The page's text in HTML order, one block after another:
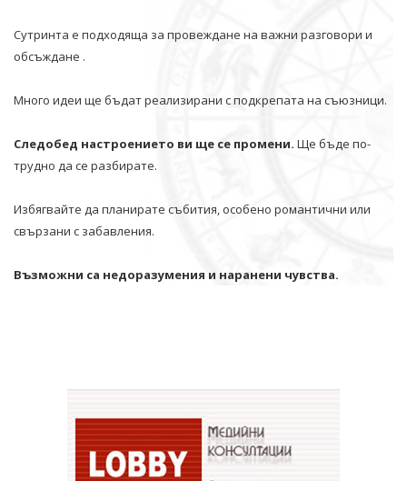
Сутринта е подходяща за провеждане на важни разговори и
обсъждане .
Много идеи ще бъдат реализирани с подкрепата на съюзници.
Следобед настроението ви ще се промени. Ще бъде по-
трудно да се разбирате.
Избягвайте да планирате събития, особено романтични или
свързани с забавления.
Възможни са недоразумения и наранени чувства.